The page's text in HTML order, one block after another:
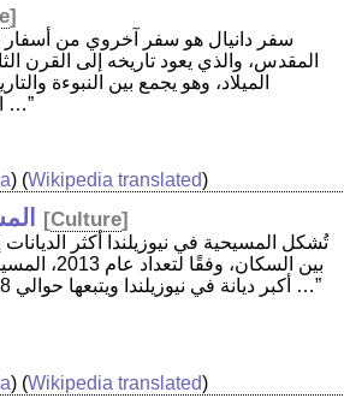
]
المقدس، والذي يعود تاريخه إلى القرن
الميلاد، وهو يجمع بين النبوءة
الآخرات …”
) (Wikipedia translated)
[Culture]
بين السكان، وفقًا
أكبر ديانة في نيوزيلندا ويتبعها حوالي 48% من …”
) (Wikipedia translated)